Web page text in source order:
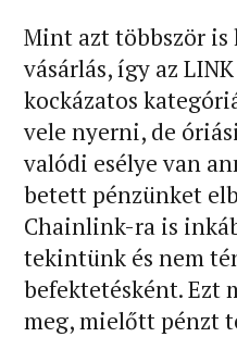
Mint azt többször
vásárlás, így az
kockázatos
vele nyerni, de
valódi esélye van
betett pénzünket
Chainlink-ra is
tekintünk és nem
befektetésként.
meg, mielőtt pénzt